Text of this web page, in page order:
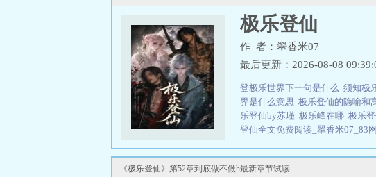
极乐登仙
作 者：翠香米07
最后更新：2026-08-08
登极乐世界下一句是什么 须知极
界是什么意思 极乐登仙的隐喻和
乐登仙by苏瑾 极乐峰在哪 极乐
登仙全文免费阅读_翠香米07_83网
阁极乐登仙比喻什么人极乐登
思修炼多从苦处来
《极乐登仙》第52章到底做不做h最新章节试读